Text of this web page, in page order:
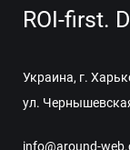
ROI-first.
Украина, г.
ул.
info@around-